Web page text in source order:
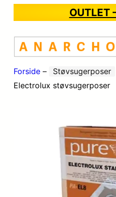
OUTLET
Forside – Støvsugerposer
Electrolux støvsugerposer